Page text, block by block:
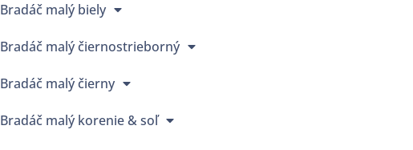
Bradáč malý biely
Bradáč malý čiernostrieborný
Bradáč malý čierny
Bradáč malý korenie & soľ